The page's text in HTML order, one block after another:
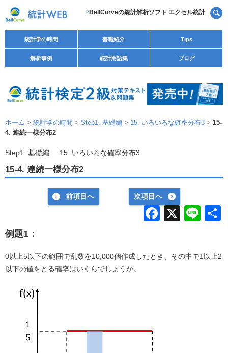
BellCurveの統計解析ソフト エクセル統計
統計学の時間 書籍紹介 Tips
解析事例 統計用語集 ブログ
ホーム > 統計学の時間 > Step1. 基礎編 > 15. いろいろな確率分布3 > 15-
4. 連続一様分布2
Step1. 基礎編 15. いろいろな確率分布3
15-4. 連続一様分布2
前項目へ 次項目へ
F
e
X
Li
例題1：
0以上5以下の範囲で乱数を10,000個作成したとき、その中で1以上2
以下の値をとる確率はいくらでしょうか。